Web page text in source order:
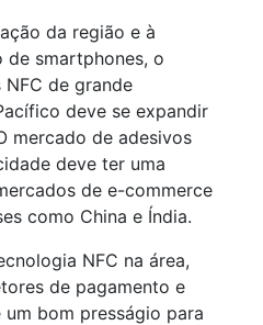
da região e à
de smartphones, o
de grande
deve se expandir
mercado de adesivos
deve ter uma
de e-commerce
como China e Índia.
NFC na área,
de pagamento e
bom presságio para